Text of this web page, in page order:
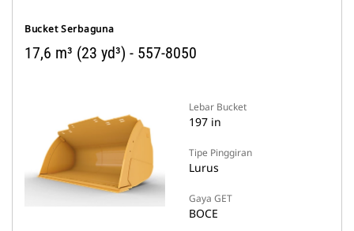
Bucket Serbaguna
17,6 m³ (23 yd³) - 557-8050
Lebar Bucket
197 in
Tipe Pinggiran
Lurus
Gaya GET
BOCE